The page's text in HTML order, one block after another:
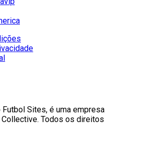
Sites, é uma empresa
Todos os direitos